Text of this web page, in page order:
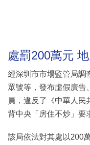
處罰200萬元
經深圳市市場監管局調
眾號等，發布虛假廣告
員，違反了《中華人民
背中央「房住不炒」要
該局依法對其處以200